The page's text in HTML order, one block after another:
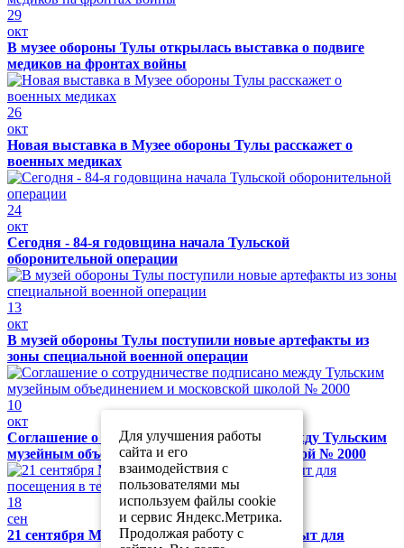
29
окт
В музее обороны Тулы открылась выставка о подвиге
медиков на фронтах войны
26
окт
Новая выставка в Музее обороны Тулы расскажет о
военных медиках
24
окт
Сегодня - 84-я годовщина начала Тульской
оборонительной операции
13
окт
В музей обороны Тулы поступили новые артефакты из
зоны специальной военной операции
10
окт
Соглашение о сотрудничестве подписано между Тульским
музейным объединением и московской школой № 2000
18
сен
21 сентября Музей обороны Тулы будет закрыт для
Для улучшения работы
сайта и его
взаимодействия с
пользователями мы
используем файлы cookie
и сервис Яндекс.Метрика.
Продолжая работу с